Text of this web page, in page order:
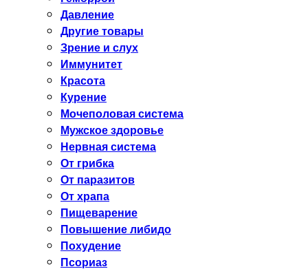
Давление
Другие товары
Зрение и слух
Иммунитет
Красота
Курение
Мочеполовая система
Мужское здоровье
Нервная система
От грибка
От паразитов
От храпа
Пищеварение
Повышение либидо
Похудение
Псориаз